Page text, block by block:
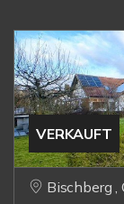
VERKAUFT
Bischberg ,